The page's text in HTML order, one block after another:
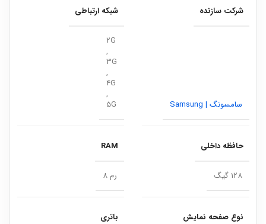
شرکت سازنده
سامسونگ | Samsung
شبکه ارتباطی
2G
,
3G
,
4G
,
5G
حافظه داخلی
128 گیگ
RAM
رم 8
نوع صفحه نمایش باتری